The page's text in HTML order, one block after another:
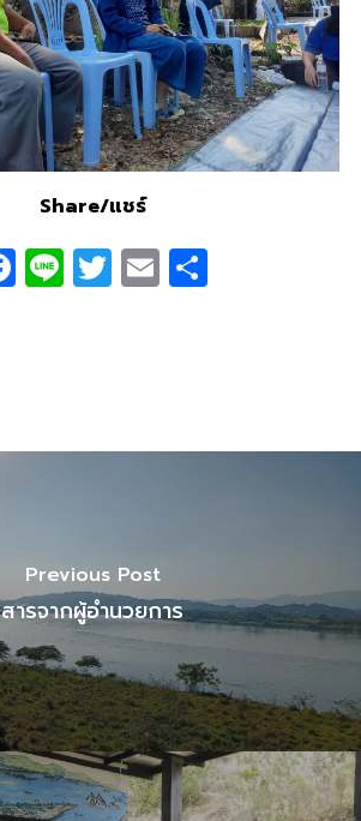
Share/แชร์
Facebook
LineTwitter
Email
Previous Post
สารจากผู้อำนวยการ